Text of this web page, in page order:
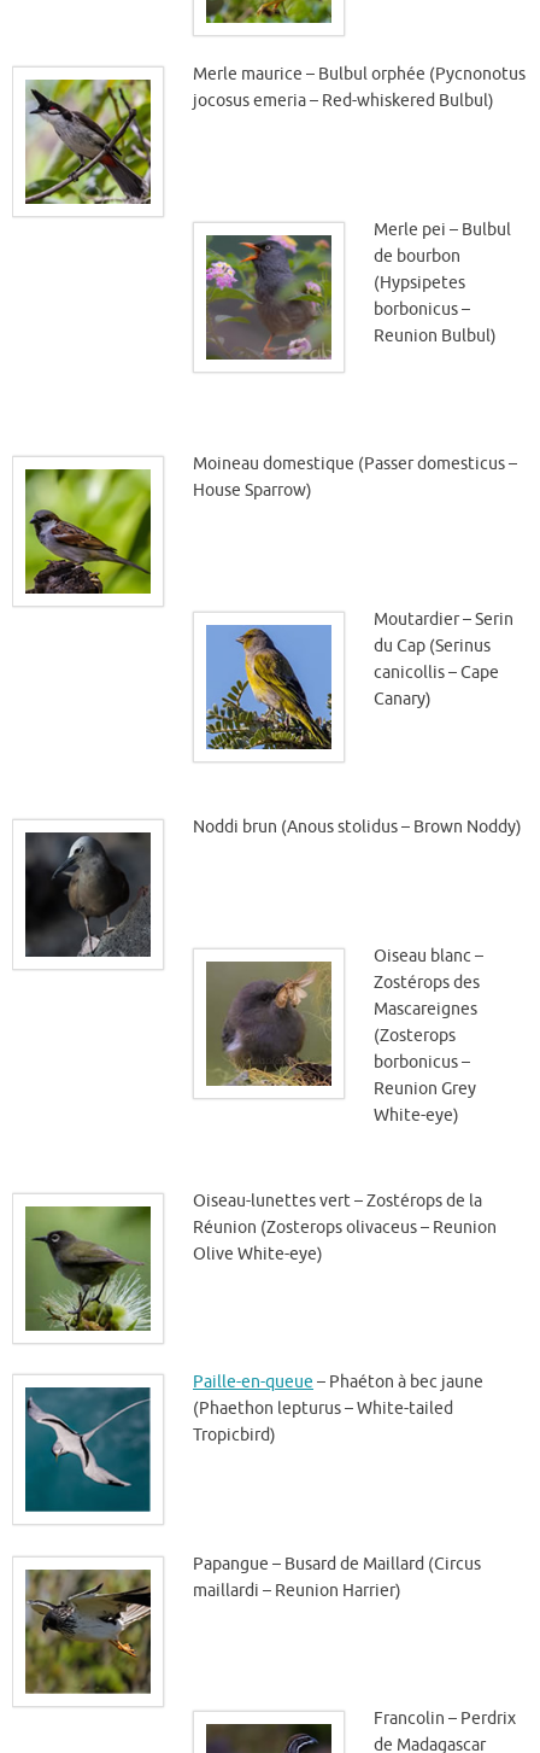
Merle maurice – Bulbul orphée (Pycnonotus
jocosus emeria – Red-whiskered Bulbul)
Merle pei – Bulbul
de bourbon
(Hypsipetes
borbonicus –
Reunion Bulbul)
Moineau domestique (Passer domesticus –
House Sparrow)
Moutardier – Serin
du Cap (Serinus
canicollis – Cape
Canary)
Noddi brun (Anous stolidus – Brown Noddy)
Oiseau blanc –
Zostérops des
Mascareignes
(Zosterops
borbonicus –
Reunion Grey
White-eye)
Oiseau-lunettes vert – Zostérops de la
Réunion (Zosterops olivaceus – Reunion
Olive White-eye)
Paille-en-queue – Phaéton à bec jaune
(Phaethon lepturus – White-tailed
Tropicbird)
Papangue – Busard de Maillard (Circus
maillardi – Reunion Harrier)
Francolin – Perdrix
de Madagascar